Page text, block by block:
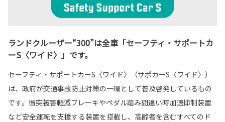
ランドクルーザー“300”は全車「セーフティ・サポートカ
ーS〈ワイド〉」です。
セーフティ・サポートカーS〈ワイド〉（サポカーS〈ワイド〉）
は、政府が交通事故防止対策の一環として普及啓発しているもの
です。衝突被害軽減ブレーキやペダル踏み間違い時加速抑制装置
など安全運転を支援する装置を搭載し、高齢者を含むすべてのド